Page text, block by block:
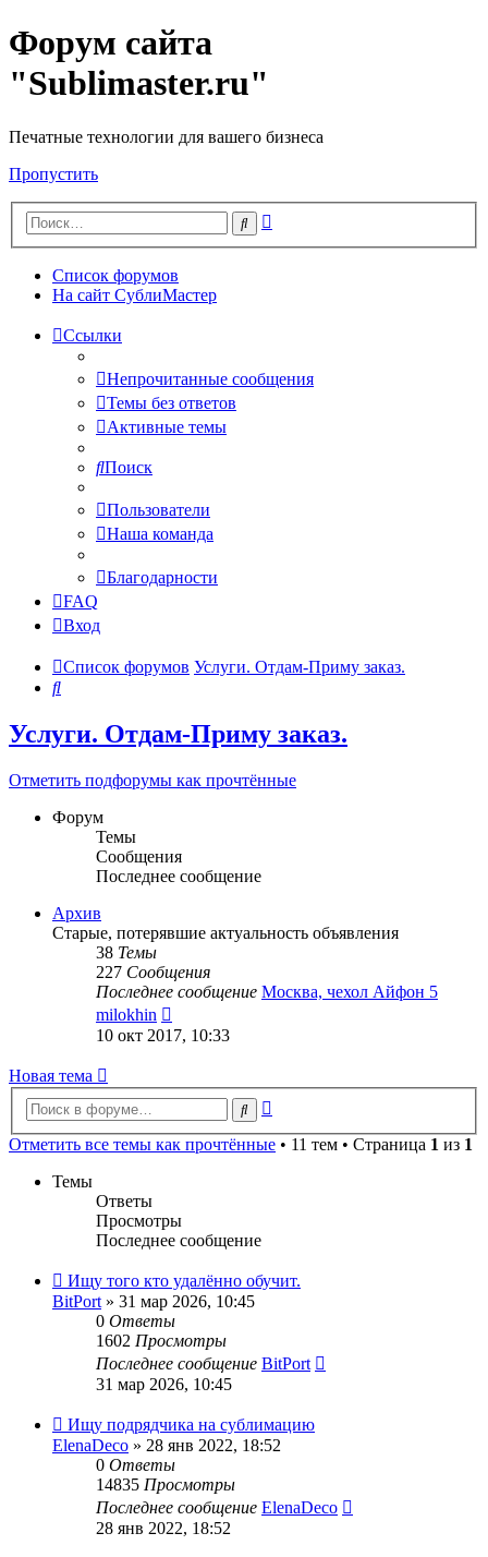
Форум сайта
"Sublimaster.ru"
Печатные технологии для вашего бизнеса
Пропустить
Поиск
Список форумов
На сайт СублиМастер
Ссылки
Непрочитанные сообщения
Темы без ответов
Активные темы
Поиск
Пользователи
Наша команда
Благодарности
FAQ
Вход
Список форумов Услуги. Отдам-Приму заказ.
Поиск
Услуги. Отдам-Приму заказ.
Отметить подфорумы как прочтённые
Форум
Темы
Сообщения
Последнее сообщение
Архив
Старые, потерявшие актуальность объявления
38 Темы
227 Сообщения
Последнее сообщение Москва, чехол Айфон 5
milokhin
к
последнему
10 окт 2017, 10:33
Новая тема
Поиск
Отметить все темы как прочтённые • 11 тем • Страница 1 из 1
Темы
Ответы
Просмотры
Последнее сообщение
Ищу того кто удалённо обучит.
BitPort » 31 мар 2026, 10:45
0 Ответы
1602 Просмотры
Последнее сообщение BitPort
31 мар 2026, 10:45
Ищу подрядчика на сублимацию
ElenaDeco » 28 янв 2022, 18:52
0 Ответы
14835 Просмотры
Последнее сообщение ElenaDeco
28 янв 2022, 18:52